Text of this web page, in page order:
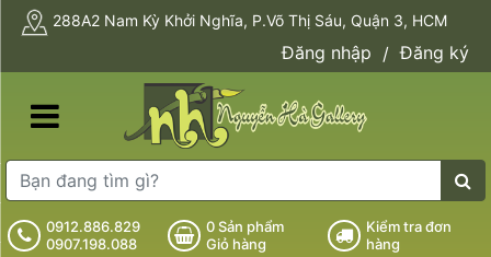
288A2 Nam Kỳ Khởi Nghĩa, P.Võ Thị Sáu, Quận 3, HCM
Đăng nhập / Đăng ký
0912.886.829
0907.198.088
0Sản phẩm
Giỏ hàng
Kiểm tra đơn
hàng